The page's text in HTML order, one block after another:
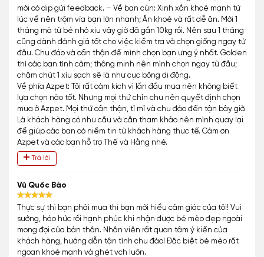
mới có dịp gửi feedback. – Về bạn cún: Xinh xắn khoẻ mạnh từ
lúc về nên trộm vía bạn lớn nhanh; Ăn khoẻ và rất dễ ăn. Mới 1
tháng mà từ bé nhỏ xíu vây giờ đã gần 10kg rồi. Nên sau 1 tháng
cũng dành đánh giá tốt cho việc kiểm tra và chọn giống ngay từ
đầu. Chu đáo và cẩn thận để mình chọn bạn ưng ý nhất. Golden
thì các bạn tình cảm; thông minh nên mình chọn ngay từ đầu;
chăm chút 1 xíu sạch sẽ là như cục bông di động.
Về phía Azpet: Tôi rất cảm kích vì lần đầu mua nên không biết
lựa chọn nào tốt. Nhưng mọi thứ chỉn chu nên quyết định chọn
mua ở Azpet. Mọi thứ cần thận, tỉ mỉ và chu đáo đến tận bây giờ.
Là khách hàng có nhu cầu và cần tham khảo nên mình quay lại
để giúp các bạn có niềm tin từ khách hàng thực tế. Cảm ơn
Azpet và các bạn hỗ trợ Thế và Hằng nhé.
Trả lời
Vũ Quốc Bảo
Thực sự thì bạn phải mua thì bạn mới hiểu cảm giác của tôi! Vui
sướng, háo hức rồi hạnh phúc khi nhận được bé mèo đẹp ngoài
mong đợi của bản thân. Nhân viên rất quan tâm ý kiến của
khách hàng, hướng dẫn tận tình chu đáo! Đặc biệt bé mèo rất
ngoan khoẻ mạnh và ghét vch luôn.